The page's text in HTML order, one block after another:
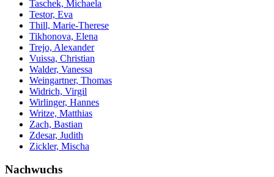
Taschek, Michaela
Testor, Eva
Thill, Marie-Therese
Tikhonova, Elena
Trejo, Alexander
Vuissa, Christian
Walder, Vanessa
Weingartner, Thomas
Widrich, Virgil
Wirlinger, Hannes
Writze, Matthias
Zach, Bastian
Zdesar, Judith
Zickler, Mischa
Nachwuchs